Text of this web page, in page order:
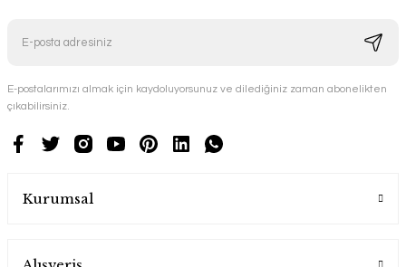
E-postalarımızı almak için kaydoluyorsunuz ve dilediğiniz zaman abonelikten
çıkabilirsiniz.
Kurumsal